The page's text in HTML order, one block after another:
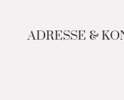
ADRESSE &